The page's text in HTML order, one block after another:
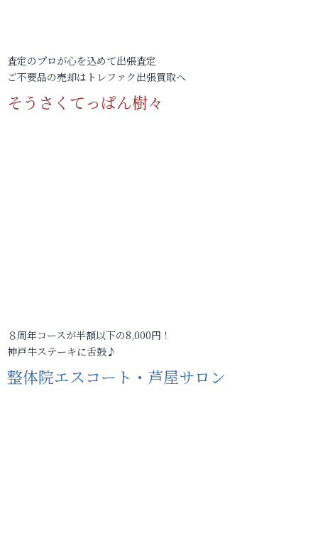
査定のプロが心を込めて出張査定
ご不要品の売却はトレファク出張買取へ
そうさくてっぱん樹々
８周年コースが半額以下の8,000円！
神戸牛ステーキに舌鼓♪
整体院エスコート・芦屋サロン